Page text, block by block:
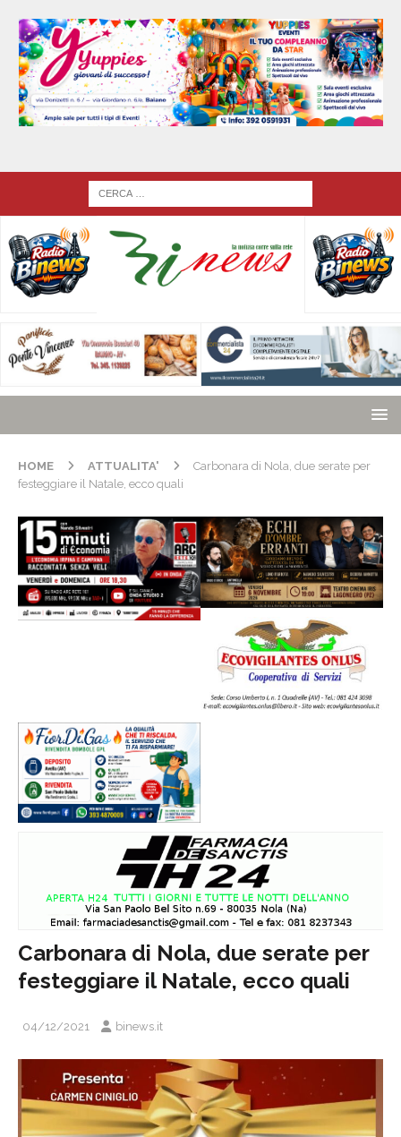
HOME ATTUALITA'
Carbonara di Nola, due serate per
festeggiare il Natale, ecco quali
Carbonara di Nola, due serate per
festeggiare il Natale, ecco quali
04/12/2021 binews.it